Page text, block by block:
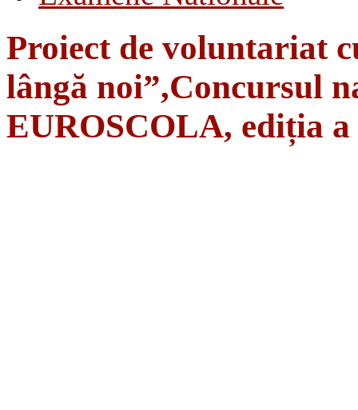
Proiect de voluntariat
lângă noi”,Concursul
EUROSCOLA, ediția